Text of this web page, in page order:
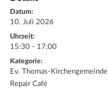
Datum:
10. Juli 2026
Uhrzeit:
15:30 - 17:00
Kategorie:
Ev. Thomas-Kirchengemeinde
Repair Café